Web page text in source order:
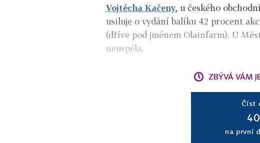
Vojtěcha Kačeny, u českého
usiluje o vydání balíku 42 procent
(dříve pod jménem Olainfarm). U
neuspěla.
ZBÝVÁ VÁM
Číst
na první